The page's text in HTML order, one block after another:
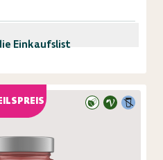
Einkaufsliste